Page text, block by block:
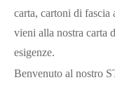
carta, cartoni di fascia
vieni alla nostra carta
esigenze.
Benvenuto al nostro